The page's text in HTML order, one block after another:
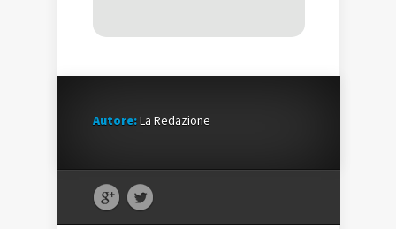
Autore:La Redazione